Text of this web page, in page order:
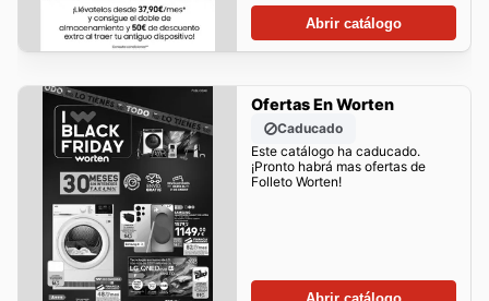
Abrir catálogo
Ofertas En Worten
Caducado
Este catálogo ha caducado.
¡Pronto habrá mas ofertas de
Folleto Worten!
Abrir catálogo